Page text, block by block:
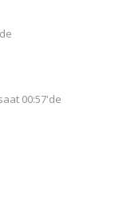
00:57'de